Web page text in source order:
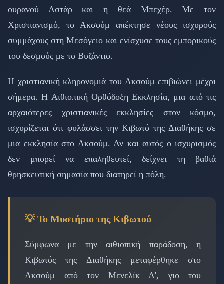
ουρανού Αστάρ και η θεά Μπεχέρ. Με τον
Χριστιανισμό, το Ακσούμ απέκτησε νέους ισχυρούς
συμμάχους στη Μεσόγειο και ενίσχυσε τους εμπορικούς
του δεσμούς με το Βυζάντιο.
Η χριστιανική κληρονομιά του Ακσούμ επιβιώνει μέχρι
σήμερα. Η Αιθιοπική Ορθόδοξη Εκκλησία, μια από τις
αρχαιότερες χριστιανικές εκκλησίες στον κόσμο,
ισχυρίζεται ότι φυλάσσει την Κιβωτό της Διαθήκης σε
μια εκκλησία στο Ακσούμ. Αν και αυτός ο ισχυρισμός
δεν μπορεί να επαληθευτεί, δείχνει τη βαθιά
θρησκευτική σημασία που διατηρεί η πόλη.
💡 Το Μυστήριο της Κιβωτού
Σύμφωνα με την αιθιοπική παράδοση, η
Κιβωτός της Διαθήκης μεταφέρθηκε στο
Ακσούμ από τον Μενελίκ Α', γιο του